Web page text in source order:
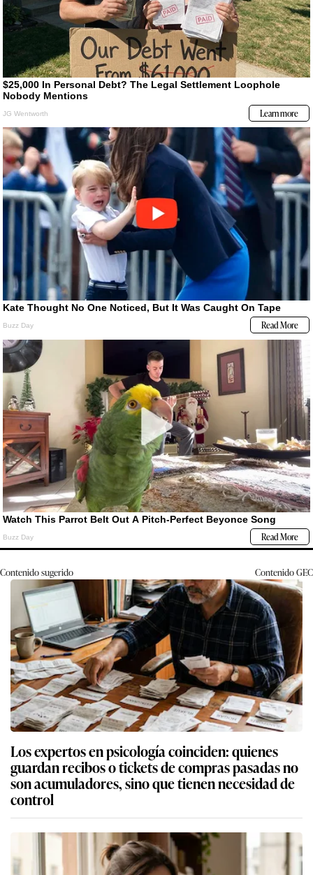
Contenido sugerido ContenidoGEC
Los expertos en psicología coinciden: quienes
guardan recibos o tickets de compras pasadas no
son acumuladores, sino que tienen necesidad de
control